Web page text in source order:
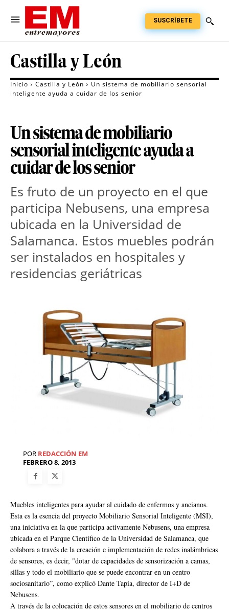
SUSCRÍBETE
Castilla y León
Inicio Castilla y León
Un sistema de mobiliario sensorial
inteligente ayuda a cuidar de los senior
Un sistema de mobiliario
sensorial inteligente ayuda a
cuidar de los senior
Es fruto de un proyecto en el que
participa Nebusens, una empresa
ubicada en la Universidad de
Salamanca. Estos muebles podrán
ser instalados en hospitales y
residencias geriátricas
POR REDACCIÓN EM
FEBRERO 8, 2013
Muebles inteligentes para ayudar al cuidado de enfermos y ancianos.
Esta es la esencia del proyecto Mobiliario Sensorial Inteligente (MSI),
una iniciativa en la que participa activamente Nebusens, una empresa
ubicada en el Parque Científico de la Universidad de Salamanca, que
colabora a través de la creación e implementación de redes inalámbricas
de sensores, es decir, "dotar de capacidades de sensorización a camas,
sillas y todo el mobiliario que se puede encontrar en un centro
sociosanitario”, como explicó Dante Tapia, director de I+D de
Nebusens.
A través de la colocación de estos sensores en el mobiliario de centros